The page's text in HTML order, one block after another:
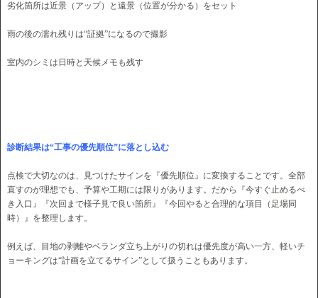
劣化箇所は近景（アップ）と遠景（位置が分かる）をセット
雨の後の濡れ残りは“証拠”になるので撮影
室内のシミは日時と天候メモも残す
診断結果は“工事の優先順位”に落とし込む
点検で大切なのは、見つけたサインを『優先順位』に変換することです。全部
直すのが理想でも、予算や工期には限りがあります。だから『今すぐ止めるべ
き入口』『次回まで様子見で良い箇所』『今回やると合理的な項目（足場同
時）』を整理します。
例えば、目地の剥離やベランダ立ち上がりの切れは優先度が高い一方、軽いチ
ョーキングは“計画を立てるサイン”として扱うこともあります。